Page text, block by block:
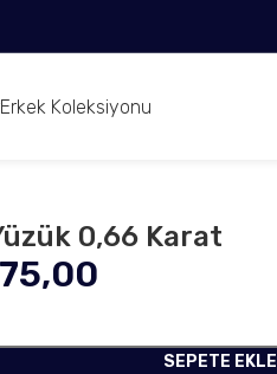
Erkek Koleksiyonu
0,66 Karat
SEPETE EKLE